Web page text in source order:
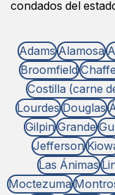
condados del
Adams Alamosa
Broomfield
Costilla (carne
Lourdes Douglas
Gilpin Grande
Jefferson
Las Ánimas
Moctezuma